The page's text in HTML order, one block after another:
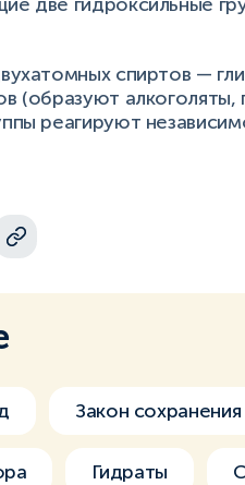
две гидроксильные
спиртов —
(образуют
реагируют
Закон
Гидраты